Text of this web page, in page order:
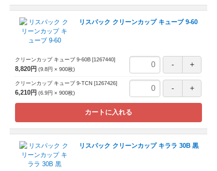
リスパック クリーンカップ キューブ 9-60
クリーンカップ キューブ 9-60B [1267440]
8,820円 9.8円 900枚
クリーンカップ キューブ 9-TCN [1267426]
6,210円 6.9円 900枚
カートに入れる
リスパック クリーンカップ キララ 30B 黒